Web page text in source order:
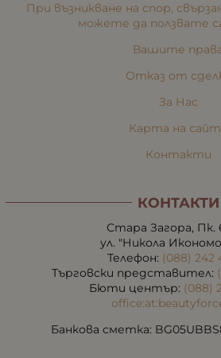
При възникване на спор,
можете да ползвате
Вашите
Отказ от
За Нас
Карта на
Контакти
КОНТАКТИ
Стара Загора, Пк.
ул. "Никола
Телефон: (088) 242
Търговски представител:
Бюти център: (088)
Банкова сметка: